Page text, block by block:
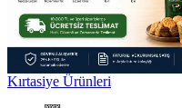
Kırtasiye Ürünleri